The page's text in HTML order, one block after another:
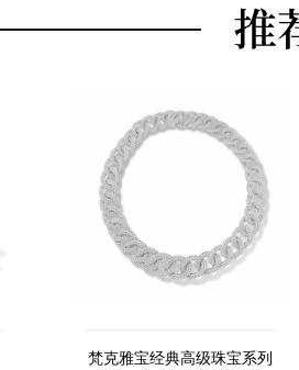
梵克雅宝经典高级珠宝系列